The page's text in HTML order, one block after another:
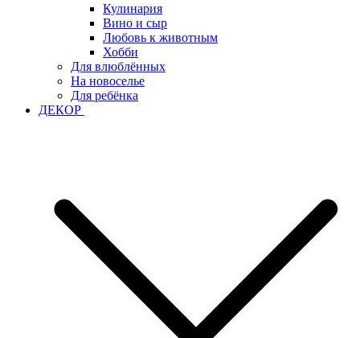
Кулинария
Вино и сыр
Любовь к животным
Хобби
Для влюблённых
На новоселье
Для ребёнка
ДЕКОР